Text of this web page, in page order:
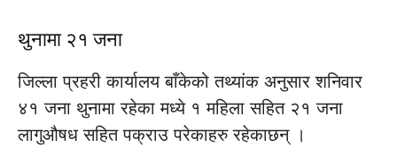
थुनामा २१ जना
जिल्ला प्रहरी कार्यालय बाँकेको तथ्यांक अनुसार शनिवार
४१ जना थुनामा रहेका मध्ये १ महिला सहित २१ जना
लागुऔषध सहित पक्राउ परेकाहरु रहेकाछन् ।